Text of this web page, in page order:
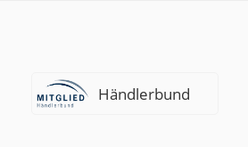
Händlerbund